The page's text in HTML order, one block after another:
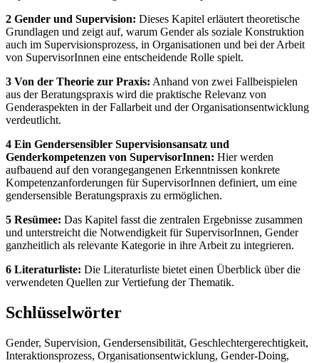
2 Gender und Supervision: Dieses Kapitel erläutert theoretische
Grundlagen und zeigt auf, warum Gender als soziale Konstruktion
auch im Supervisionsprozess, in Organisationen und bei der Arbeit
von SupervisorInnen eine entscheidende Rolle spielt.
3 Von der Theorie zur Praxis: Anhand von zwei Fallbeispielen
aus der Beratungspraxis wird die praktische Relevanz von
Genderaspekten in der Fallarbeit und der Organisationsentwicklung
verdeutlicht.
4 Ein Gendersensibler Supervisionsansatz und
Genderkompetenzen von SupervisorInnen: Hier werden
aufbauend auf den vorangegangenen Erkenntnissen konkrete
Kompetenzanforderungen für SupervisorInnen definiert, um eine
gendersensible Beratungspraxis zu ermöglichen.
5 Resümee: Das Kapitel fasst die zentralen Ergebnisse zusammen
und unterstreicht die Notwendigkeit für SupervisorInnen, Gender
ganzheitlich als relevante Kategorie in ihre Arbeit zu integrieren.
6 Literaturliste: Die Literaturliste bietet einen Überblick über die
verwendeten Quellen zur Vertiefung der Thematik.
Schlüsselwörter
Gender, Supervision, Gendersensibilität, Geschlechtergerechtigkeit,
Interaktionsprozess, Organisationsentwicklung, Gender-Doing,